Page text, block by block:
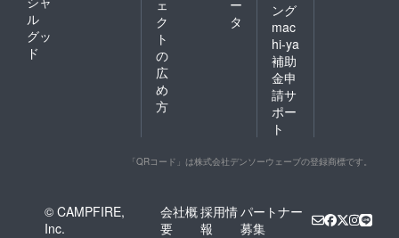
ル
グッ
ド
ェ
ク
ト
の
広
め
方
ー
タ
ング
mac
hi-ya
補助
金申
請サ
ポー
ト
「QRコード」は株式会社デンソーウェーブの登録商標です。
© CAMPFIRE,
Inc.
会社概
要
採用情
報
パートナー
募集